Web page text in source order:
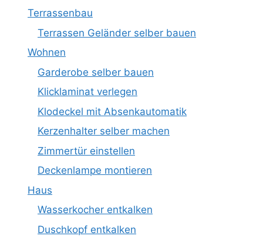
Terrassenbau
Terrassen Geländer selber bauen
Wohnen
Garderobe selber bauen
Klicklaminat verlegen
Klodeckel mit Absenkautomatik
Kerzenhalter selber machen
Zimmertür einstellen
Deckenlampe montieren
Haus
Wasserkocher entkalken
Duschkopf entkalken